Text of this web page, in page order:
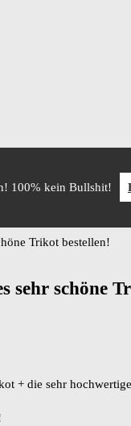
100% kein Bullshit!
Trikot bestellen!
sehr schöne
+ die sehr